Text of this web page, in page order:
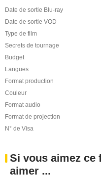
Date de sortie Blu-ray
Date de sortie VOD
Type de film
Secrets de tournage
Budget
Langues
Format production
Couleur
Format audio
Format de projection
N° de Visa
Si vous aimez
aimer ...